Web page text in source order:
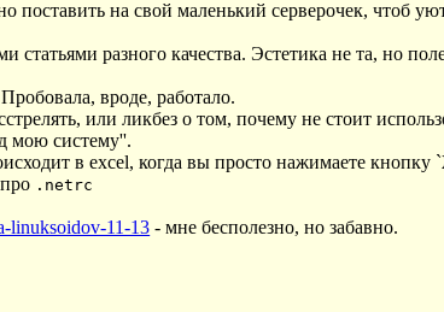
поставить на свой маленький серверочек, чтоб
статьями разного качества. Эстетика не та, но
вроде, работало.
или ликбез о том, почему не стоит
мою систему''.
в excel, когда вы просто нажимаете
.netrc
linuksoidov-11-13 - мне бесполезно, но забавно.